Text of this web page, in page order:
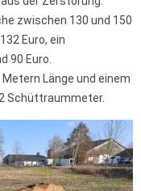
zwischen 130 und 150
Euro, ein
90 Euro.
Metern Länge und einem
Schüttraummeter.